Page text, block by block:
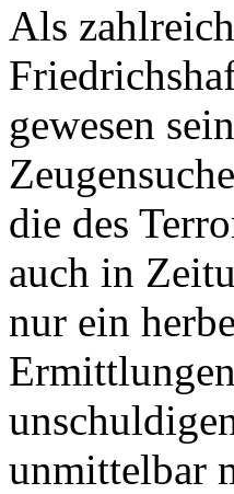
Als
gewesen
die des
auch in
nur ein
unmittelbar